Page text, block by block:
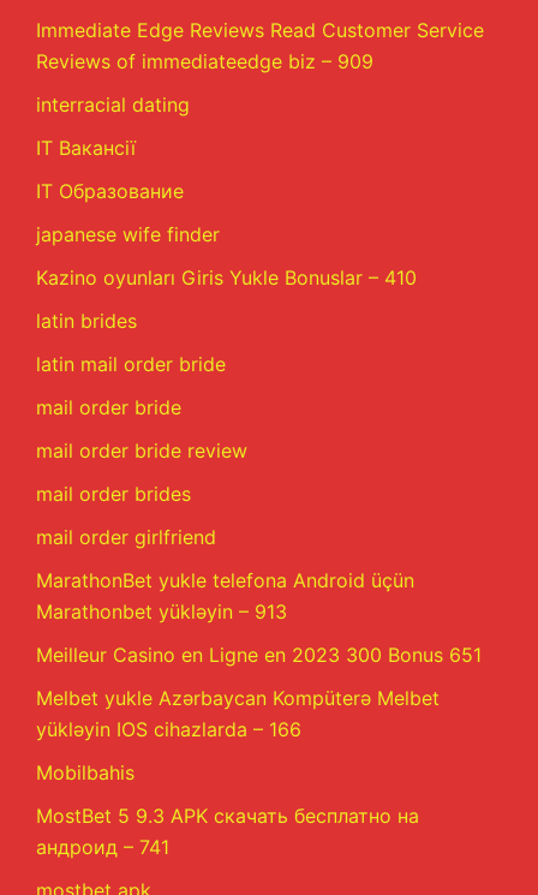
Immediate Edge Reviews Read Customer Service
Reviews of immediateedge biz – 909
interracial dating
IT Вакансії
IT Образование
japanese wife finder
Kazino oyunları Giris Yukle Bonuslar – 410
latin brides
latin mail order bride
mail order bride
mail order bride review
mail order brides
mail order girlfriend
MarathonBet yukle telefona Android üçün
Marathonbet yükləyin – 913
Meilleur Casino en Ligne en 2023 300 Bonus 651
Melbet yukle Azərbaycan Kompüterə Melbet
yükləyin IOS cihazlarda – 166
Mobilbahis
MostBet 5 9.3 APK скачать бесплатно на
андроид – 741
mostbet apk